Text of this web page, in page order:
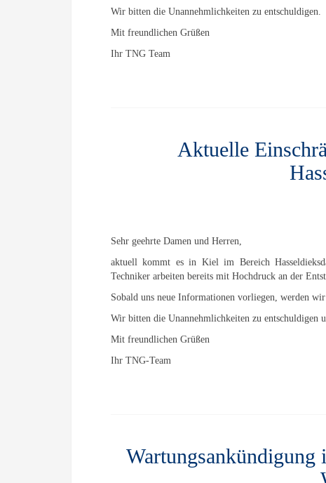
Wir bitten die Unannehmlichkeiten zu entschuldigen.
Mit freundlichen Grüßen
Ihr TNG Team
Aktuelle
Sehr geehrte Damen und Herren,
aktuell kommt es in Kiel im Bereich
Techniker arbeiten bereits mit Hochdruck an der
Sobald uns neue Informationen vorliegen, werden
Wir bitten die Unannehmlichkeiten zu
Mit freundlichen Grüßen
Ihr TNG-Team
Wartungsankündigung